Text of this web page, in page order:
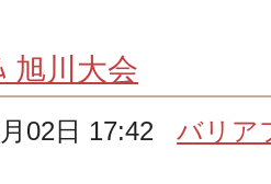
旭川大会
月02日 17:42バリア